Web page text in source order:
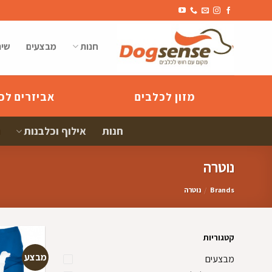
to
חנות מבצעים
מזון לכלבים אביזרים
חנות אילוף וכלבנות
נוטרה
Brands
/ נוטרה
קטגוריות
מבצעים
מבצע